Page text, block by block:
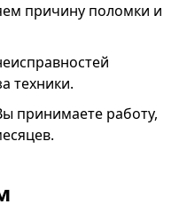
причину поломки и
техники.
принимаете работу,